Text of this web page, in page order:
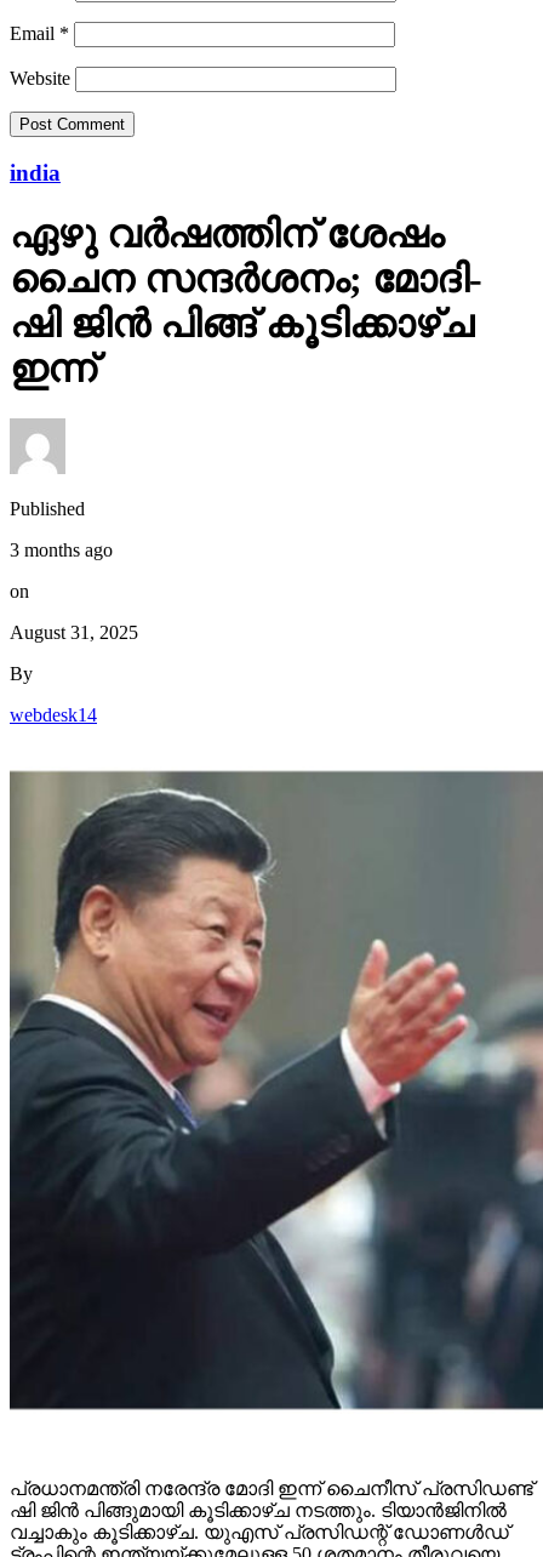
Website
india
ചൈന സന്ദർശനം; മോദി-
ഷി ജിൻ പിങ്ങ് കൂടിക്കാഴ്ച
ഇന്ന്
Published
3 months ago
on
August 31, 2025
By
webdesk14
ഷി ജിൻ പിങ്ങുമായി കൂടിക്കാഴ്ച നടത്തും. ടിയാൻജിനിൽ
വച്ചാകും കൂടിക്കാഴ്ച. യുഎസ് പ്രസിഡന്റ് ഡോണൾഡ്
ട്രംപിന്റെ ഇന്ത്യയ്ക്കുമേലുള്ള 50 ശതമാനം തീരുവയെ
തുടർന്ന് ഇന്ത്യ- യു എസ് വ്യാപാര സംഘർഷങ്ങളുടെ